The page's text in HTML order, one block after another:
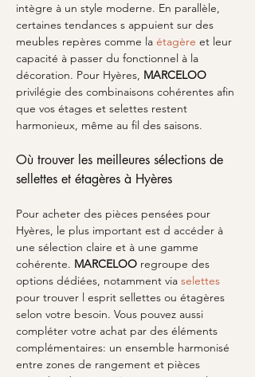
intègre à un style moderne. En parallèle,
certaines tendances s appuient sur des
meubles repères comme la étagère et leur
capacité à passer du fonctionnel à la
décoration. Pour Hyères, MARCELOO
privilégie des combinaisons cohérentes afin
que vos étages et selettes restent
harmonieux, même au fil des saisons.
Où trouver les meilleures sélections de
sellettes et étagères à Hyères
Pour acheter des pièces pensées pour
Hyères, le plus important est d accéder à
une sélection claire et à une gamme
cohérente. MARCELOO regroupe des
options dédiées, notamment via selettes
pour trouver l esprit sellettes ou étagères
selon votre besoin. Vous pouvez aussi
compléter votre achat par des éléments
complémentaires: un ensemble harmonisé
entre zones de rangement et pièces